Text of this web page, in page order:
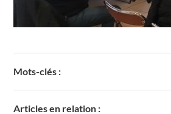
Mots-clés :
Articles en relation :